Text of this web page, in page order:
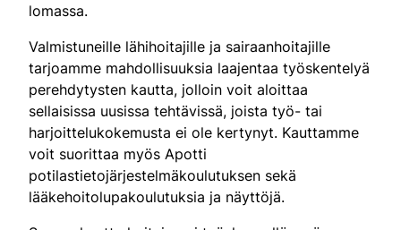
lomassa.
Valmistuneille lähihoitajille ja sairaanhoitajille
tarjoamme mahdollisuuksia laajentaa työskentelyä
perehdytysten kautta, jolloin voit aloittaa
sellaisissa uusissa tehtävissä, joista työ- tai
harjoittelukokemusta ei ole kertynyt. Kauttamme
voit suorittaa myös Apotti
potilastietojärjestelmäkoulutuksen sekä
lääkehoitolupakoulutuksia ja näyttöjä.